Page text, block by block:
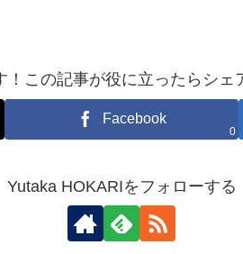
！この記事が役に立ったらシェ
Facebook
0
Yutaka HOKARIをフォローする